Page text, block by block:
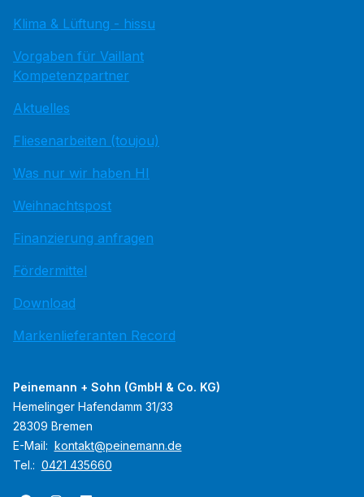
Klima & Lüftung - hissu
Vorgaben für Vaillant
Kompetenzpartner
Aktuelles
Fliesenarbeiten (toujou)
Was nur wir haben HI
Weihnachtspost
Finanzierung anfragen
Fördermittel
Download
Markenlieferanten Record
Peinemann + Sohn (GmbH & Co. KG)
Hemelinger Hafendamm 31/33
28309 Bremen
E-Mail: kontakt@peinemann.de
Tel.: 0421 435660